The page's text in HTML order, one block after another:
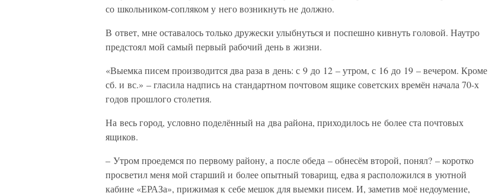
со школьником-сопляком у него возникнуть не должно.
В ответ, мне оставалось только дружески улыбнуться и поспешно кивнуть головой. Наутро
предстоял мой самый первый рабочий день в жизни.
«Выемка писем производится два раза в день: с 9 до 12 – утром, с 16 до 19 – вечером. Кроме
сб. и вс.» – гласила надпись на стандартном почтовом ящике советских времён начала 70-х
годов прошлого столетия.
На весь город, условно поделённый на два района, приходилось не более ста почтовых
ящиков.
– Утром проедемся по первому району, а после обеда – обнесём второй, понял? – коротко
просветил меня мой старший и более опытный товарищ, едва я расположился в уютной
кабине «ЕРАЗа», прижимая к себе мешок для выемки писем. И, заметив моё недоумение,